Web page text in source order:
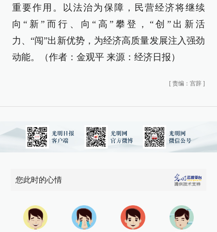
重要作用。以法治为保障，民营经济将继续
向“新”而行、向“高”攀登，“创”出新活
力、“闯”出新优势，为经济高质量发展注入强劲
动能。（作者：金观平 来源：经济日报）
[ 责编：宫辞 ]
您此时的心情